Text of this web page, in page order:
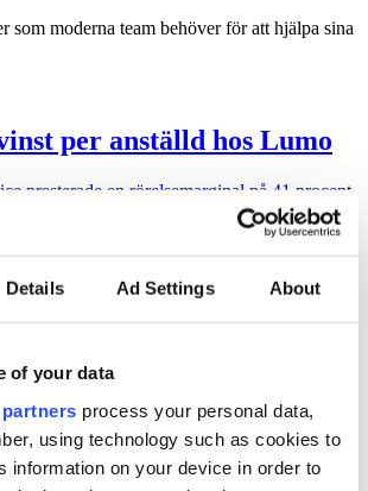
Details Ad Settings About
of your data
process your personal data,
using technology such as cookies to
information on your device in order to
som moderna team behöver för att hjälpa sina
per anställd hos Lumo
presterade en rörelsemarginal på 41 procent
per medarbetare låg på 2,1 miljoner
lobbyregistret kan underminera
stärker det. Det skriver Alexander Katsaitis,
Stockholms universitet och Faradj Koliev,